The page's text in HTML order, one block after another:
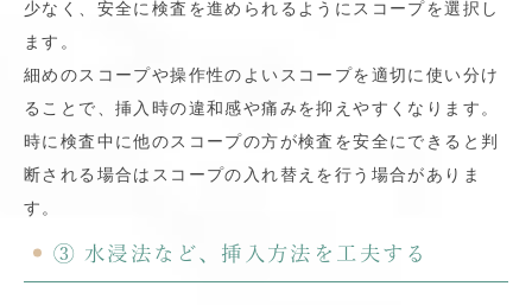
少なく、安全に検査を進められるようにスコープを選択し
ます。
細めのスコープや操作性のよいスコープを適切に使い分け
ることで、挿入時の違和感や痛みを抑えやすくなります。
時に検査中に他のスコープの方が検査を安全にできると判
断される場合はスコープの入れ替えを行う場合がありま
す。
③ 水浸法など、挿入方法を工夫する